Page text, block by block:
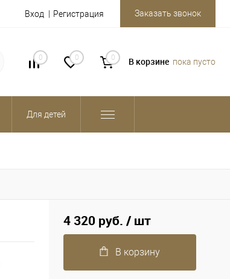
Вход Регистрация Заказать звонок
0 0 0 В корзине пока пусто
Для детей
4 320 руб. / шт
В корзину